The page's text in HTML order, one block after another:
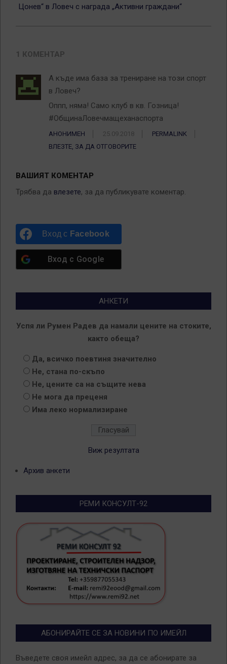
Цонев“ в Ловеч с награда „Активни граждани“
1 КОМЕНТАР
А къде има база за трениране на този спорт
в Ловеч?
Оппп, няма! Само клуб в кв. Гозница!
#ОбщинаЛовечмащеханаспорта
АНОНИМЕН 25.09.2018
PERMALINK
ВЛЕЗТЕ, ЗА ДА ОТГОВОРИТЕ
ВАШИЯТ КОМЕНТАР
Трябва да влезете, за да публикувате коментар.
Вход с Facebook
Вход с Google
АНКЕТИ
Успя ли Румен Радев да намали цените на стоките,
както обеща?
Да, всичко поевтиня значително
Не, стана по-скъпо
Не, цените са на същите нева
Не мога да преценя
Има леко нормализиране
Виж резултата
Архив анкети
РЕМИ КОНСУЛТ-92
АБОНИРАЙТЕ СЕ ЗА НОВИНИ ПО ИМЕЙЛ
Въведете своя имейл адрес, за да се абонирате за